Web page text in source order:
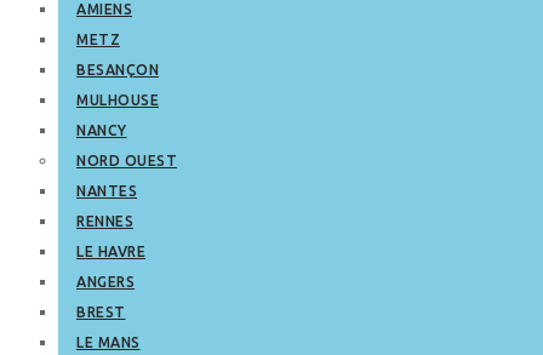
AMIENS
METZ
BESANÇON
MULHOUSE
NANCY
NORD OUEST
NANTES
RENNES
LE HAVRE
ANGERS
BREST
LE MANS